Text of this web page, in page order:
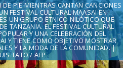
PIE MIENTRAS CANTAN CANCIONES
FESTIVAL CULTURAL MAASAI EN
UN GRUPO ÉTNICO NILÓTICO QUE
TANZANIA. EL FESTIVAL CULTURAL
Y UNA CELEBRACIÓN DEL
Y TIENE COMO OBJETIVO MOSTRAR
Y LA MODA DE LA COMUNIDAD. |
TATO / AFP